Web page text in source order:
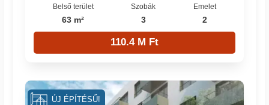
Belső terület
63 m²
Szobák
3
Emelet
2
110.4 M Ft
ÚJ ÉPÍTÉSŰ!